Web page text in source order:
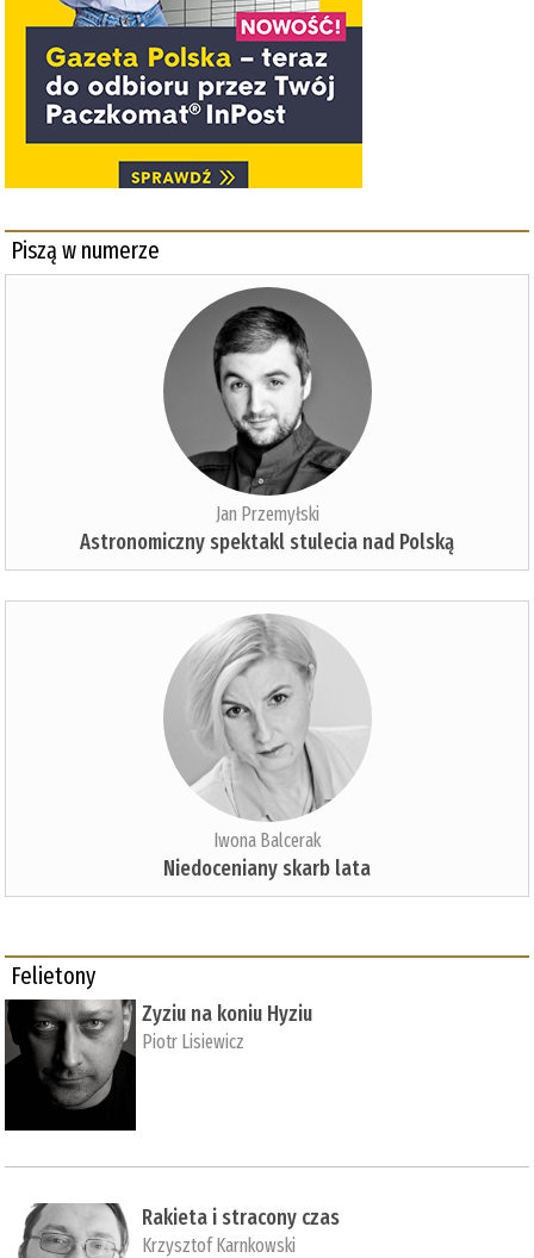
Piszą w numerze
Jan Przemyłski
Astronomiczny spektakl stulecia nad Polską
Iwona Balcerak
Niedoceniany skarb lata
Felietony
Zyziu na koniu Hyziu
Piotr Lisiewicz
Rakieta i stracony czas
Krzysztof Karnkowski